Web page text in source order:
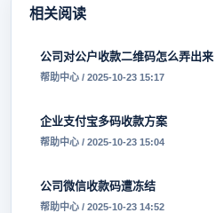
相关阅读
公司对公户收款二维码怎么弄出来
帮助中心 / 2025-10-23 15:17
企业支付宝多码收款方案
帮助中心 / 2025-10-23 15:04
公司微信收款码遭冻结
帮助中心 / 2025-10-23 14:52